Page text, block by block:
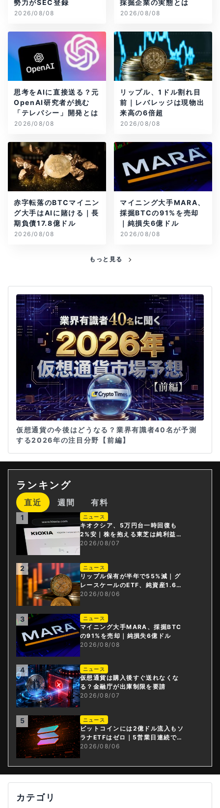
勢力がSEC登録
2026/08/08
採掘企業の実態とは
2026/08/08
思考をAIに直接送る？元
OpenAI研究者が挑む
「テレパシー」開発とは
2026/08/08
リップル、1ドル割れ目
前｜レバレッジは現物出
来高の6倍超
2026/08/08
赤字転落のBTCマイニン
グ大手はAIに賭ける｜長
期負債17.8億ドル
2026/08/08
マイニング大手MARA、
採掘BTCの91%を売却
｜純損失6億ドル
2026/08/08
もっと見る
仮想通貨の今後はどうなる？業界有識者40名が予測
する2026年の注目分野【前編】
ランキング
直近 週間 有料
1 ニュース
キオクシア、5万円台一時回復も
2%安｜株を抱える東芝は純利益3
0倍
2026/08/07
2 ニュース
リップル保有が半年で55%減｜グ
レースケールのETF、純資産1.6億
ドル減
2026/08/06
3 ニュース
マイニング大手MARA、採掘BTC
の91%を売却｜純損失6億ドル
2026/08/08
4 ニュース
仮想通貨は購入後すぐ送れなくな
る？金融庁が出庫制限を要請
2026/08/07
5 ニュース
ビットコインには2億ドル流入もソ
ラナETFはゼロ｜5営業日連続で停
止
2026/08/06
カテゴリ